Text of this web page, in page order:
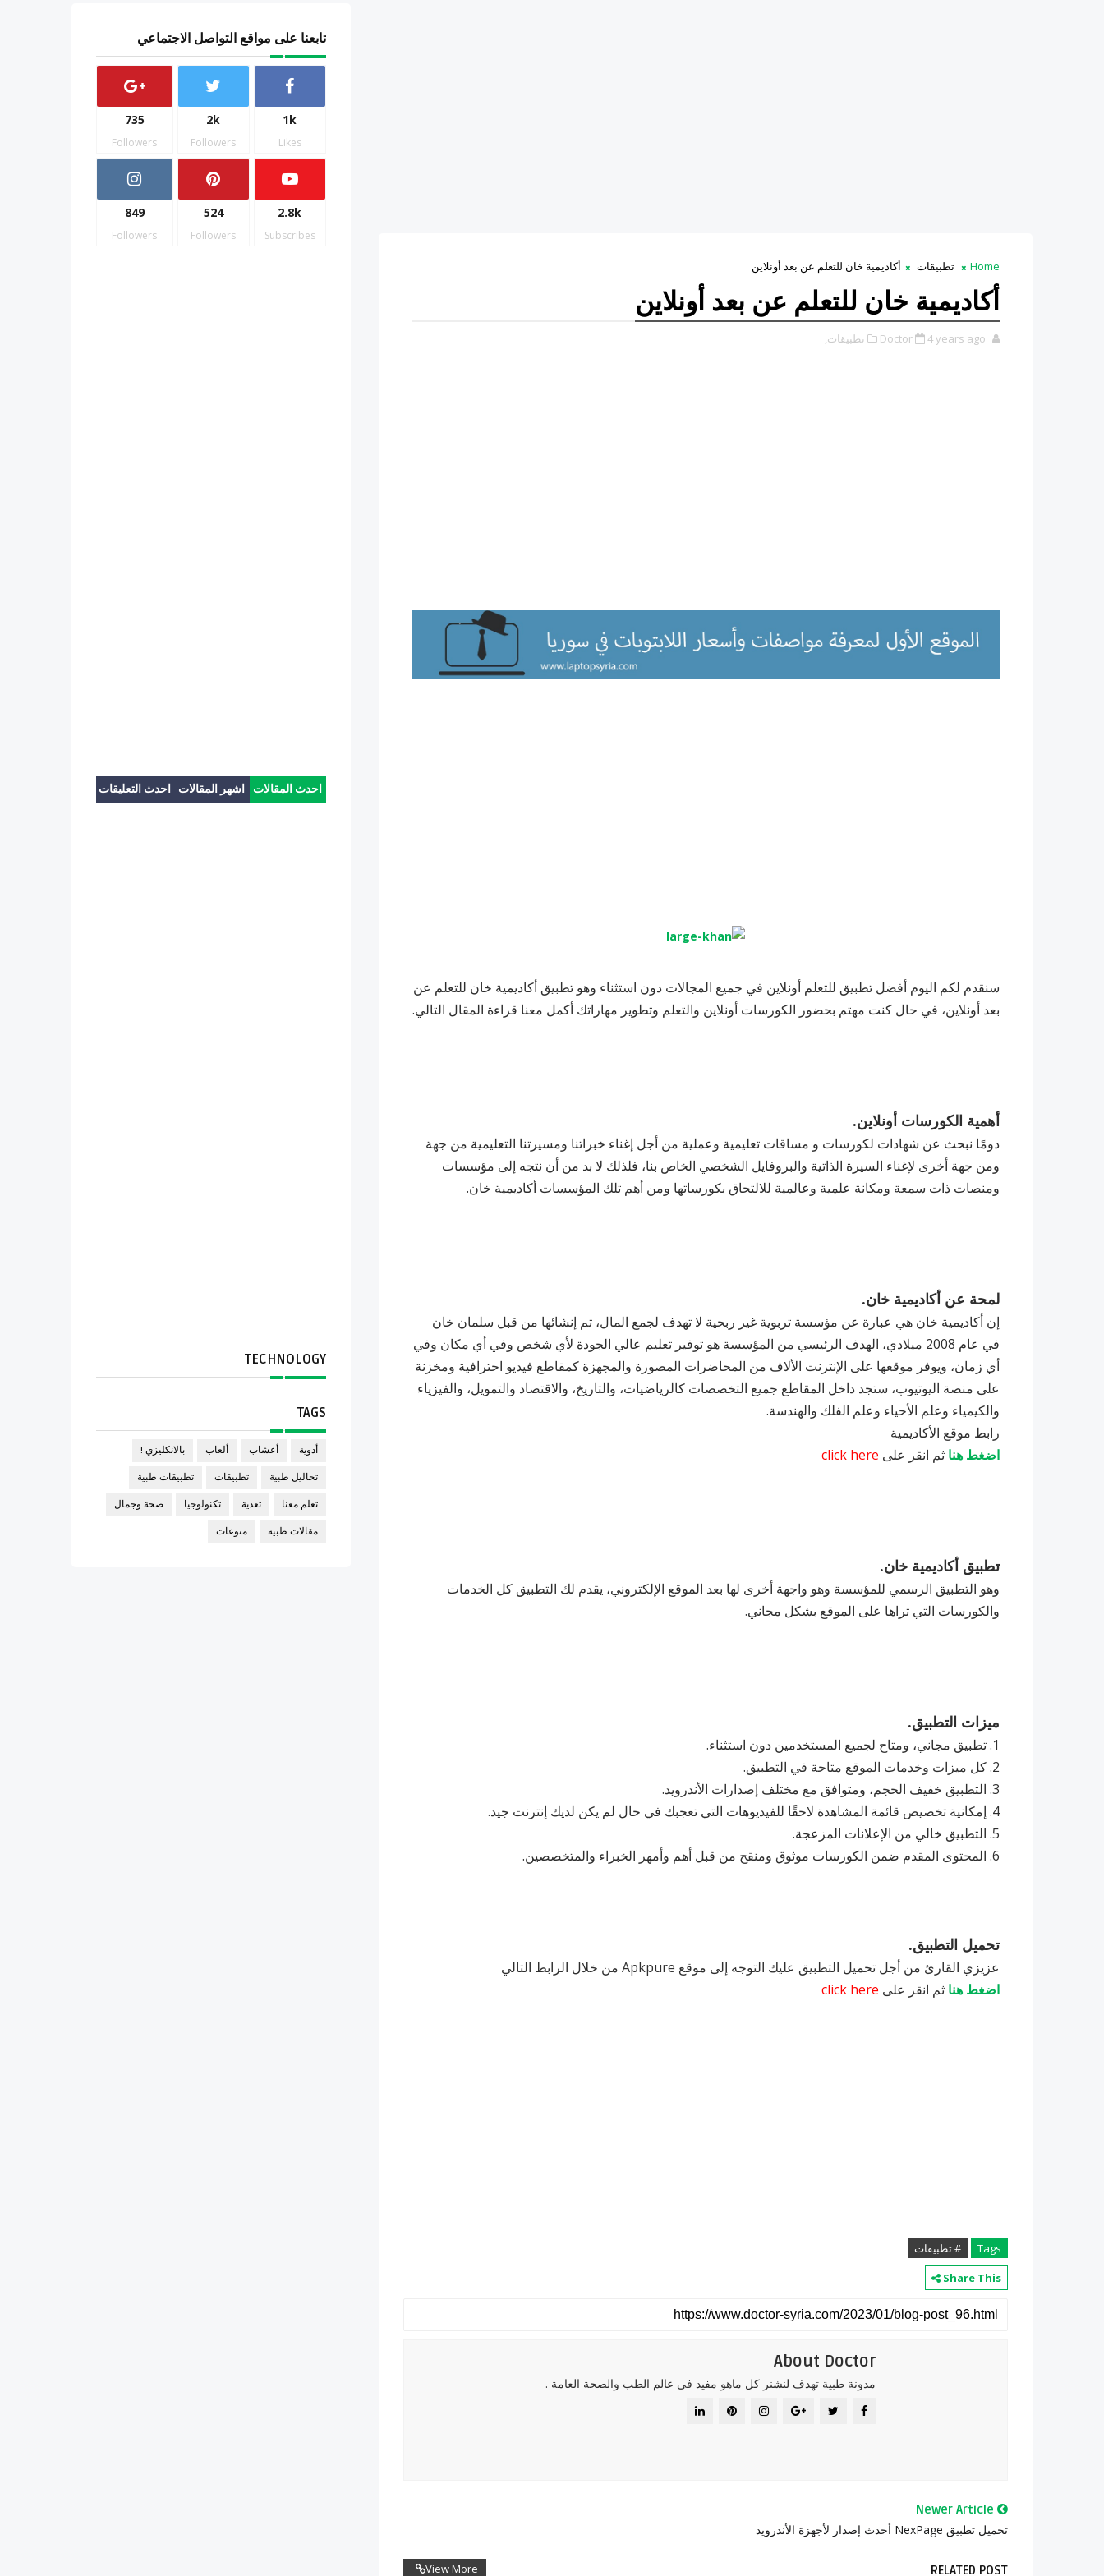
Home تطبيقات أكاديمية خان للتعلم عن بعد أونلاين
أكاديمية خان للتعلم عن بعد أونلاين
Doctor 4 years ago تطبيقات,
سنقدم لكم اليوم أفضل تطبيق للتعلم أونلاين في جميع المجالات دون استثناء وهو تطبيق أكاديمية خان للتعلم عن
بعد أونلاين، في حال كنت مهتم بحضور الكورسات أونلاين والتعلم وتطوير مهاراتك أكمل معنا قراءة المقال التالي.
أهمية الكورسات أونلاين.
دومًا نبحث عن شهادات لكورسات و مساقات تعليمية وعملية من أجل إغناء خبراتنا ومسيرتنا التعليمية من جهة
ومن جهة أخرى لإغناء السيرة الذاتية والبروفايل الشخصي الخاص بنا، فلذلك لا بد من أن نتجه إلى مؤسسات
ومنصات ذات سمعة ومكانة علمية وعالمية للالتحاق بكورساتها ومن أهم تلك المؤسسات أكاديمية خان.
لمحة عن أكاديمية خان.
إن أكاديمية خان هي عبارة عن مؤسسة تربوية غير ربحية لا تهدف لجمع المال، تم إنشائها من قبل سلمان خان
في عام 2008 ميلادي، الهدف الرئيسي من المؤسسة هو توفير تعليم عالي الجودة لأي شخص وفي أي مكان وفي
أي زمان، ويوفر موقعها على الإنترنت الألاف من المحاضرات المصورة والمجهزة كمقاطع فيديو احترافية ومخزنة
على منصة اليوتيوب، ستجد داخل المقاطع جميع التخصصات كالرياضيات، والتاريخ، والاقتصاد والتمويل، والفيزياء
والكيمياء وعلم الأحياء وعلم الفلك والهندسة.
رابط موقع الأكاديمية
اضغط هنا ثم انقر على click here
تطبيق أكاديمية خان.
وهو التطبيق الرسمي للمؤسسة وهو واجهة أخرى لها بعد الموقع الإلكتروني، يقدم لك التطبيق كل الخدمات
والكورسات التي تراها على الموقع بشكل مجاني.
ميزات التطبيق.
1. تطبيق مجاني، ومتاح لجميع المستخدمين دون استثناء.
2. ‏كل ميزات وخدمات الموقع متاحة في التطبيق.
3. ‏التطبيق خفيف الحجم، ومتوافق مع مختلف إصدارات الأندرويد.
4. ‏إمكانية تخصيص قائمة المشاهدة لاحقًا للفيديوهات التي تعجبك في حال لم يكن لديك إنترنت جيد.
5. ‏التطبيق خالي من الإعلانات المزعجة.
6. ‏المحتوى المقدم ضمن الكورسات موثوق ومنقح من قبل أهم وأمهر الخبراء والمتخصصين.
تحميل التطبيق.
عزيزي القارئ من أجل تحميل التطبيق عليك التوجه إلى موقع Apkpure من خلال الرابط التالي
اضغط هنا ثم انقر على click here
Tags
# تطبيقات
Share This
About Doctor
مدونة طبية تهدف لنشنر كل ماهو مفيد في عالم الطب والصحة العامة .
تحميل تطبيق NexPage أحدث إصدار لأجهزة الأندرويد
RELATED POST
View More
تابعنا على مواقع التواصل الاجتماعي
1k
Likes
2k
Followers
735
Followers
2.8k
Subscribes
524
Followers
849
Followers
احدث المقالات اشهر المقالات احدث التعليقات
TECHNOLOGY
TAGS
أدوية أعشاب ألعاب بالانكليزي !
تحاليل طبية تطبيقات تطبيقات طبية
تعلم معنا تغذية تكنولوجيا صحة وجمال
مقالات طبية منوعات